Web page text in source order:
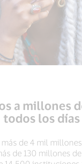
a millones
todos los días
de 4 mil
de 130 millones